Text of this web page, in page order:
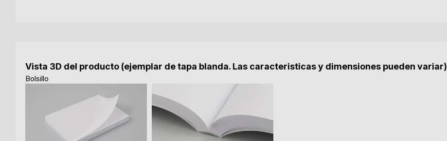
Vista 3D del producto (ejemplar de tapa blanda. Las caracteristicas y dimensiones pueden variar)
Bolsillo